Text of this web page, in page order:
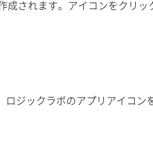
されます。アイコンをクリッ
ジックラボのアプリアイコン